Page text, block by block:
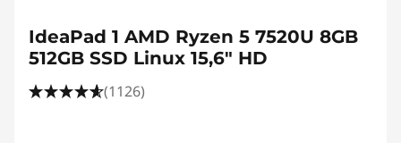
IdeaPad 1 AMD Ryzen 5 7520U 8GB
512GB SSD Linux 15,6" HD
(1126)